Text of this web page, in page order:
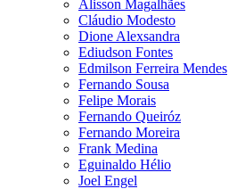
Alisson Magalhães
Cláudio Modesto
Dione Alexsandra
Ediudson Fontes
Edmilson Ferreira Mendes
Fernando Sousa
Felipe Morais
Fernando Queiróz
Fernando Moreira
Frank Medina
Eguinaldo Hélio
Joel Engel